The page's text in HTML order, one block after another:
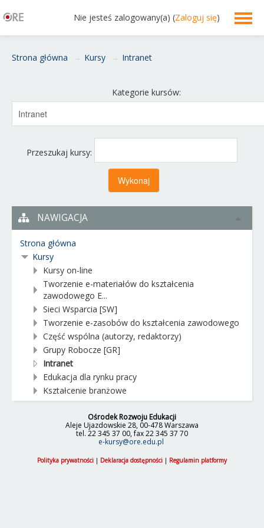
Nie jesteś zalogowany(a) (Zaloguj się)
Strona główna → Kursy → Intranet
Kategorie kursów:
Przeszukaj kursy:
NAWIGACJA
Strona główna
Kursy
Kursy on-line
Tworzenie e-materiałów do kształcenia
zawodowego E...
Sieci Wsparcia [SW]
Tworzenie e-zasobów do kształcenia zawodowego
Część wspólna (autorzy, redaktorzy)
Grupy Robocze [GR]
Intranet
Edukacja dla rynku pracy
Kształcenie branżowe
Ośrodek Rozwoju Edukacji
Aleje Ujazdowskie 28, 00-478 Warszawa
tel. 22 345 37 00, fax 22 345 37 70
e-kursy@ore.edu.pl
Polityka prywatności | Deklaracja dostępności | Regulamin platformy